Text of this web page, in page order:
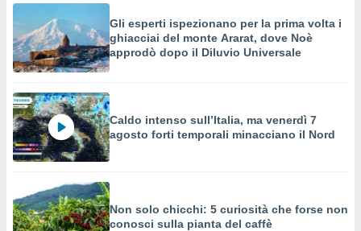
Gli esperti ispezionano per la prima volta i
ghiacciai del monte Ararat, dove Noè
approdò dopo il Diluvio Universale
Caldo intenso sull’Italia, ma venerdì 7
agosto forti temporali minacciano il Nord
Non solo chicchi: 5 curiosità che forse non
conosci sulla pianta del caffè